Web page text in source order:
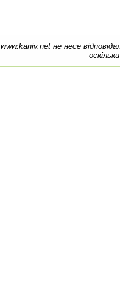
www.kaniv.net не несе